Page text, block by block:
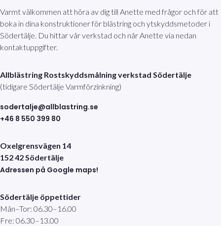
Varmt välkommen att höra av dig till Anette med frågor och för att
boka in dina konstruktioner för blästring och ytskyddsmetoder i
Södertälje. Du hittar vår verkstad och når Anette via nedan
kontaktuppgifter.
Allblästring Rostskyddsmålning verkstad Södertälje
(tidigare Södertälje Varmförzinkning)
sodertalje@allblastring.se
+46 8 550 399 80
Oxelgrensvägen 14
152 42 Södertälje
Adressen på Google maps!
Södertälje öppettider
Mån–Tor: 06.30–16.00
Fre: 06.30–13.00